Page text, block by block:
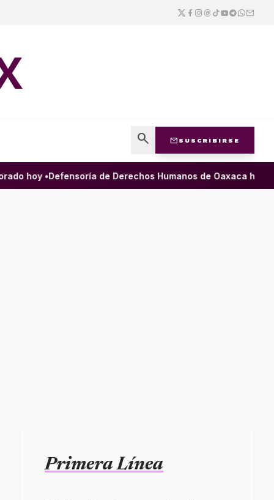
search mail SUSCRIBIRSE
hoy •Defensoría de Derechos Humanos de Oaxaca ha
Primera Línea